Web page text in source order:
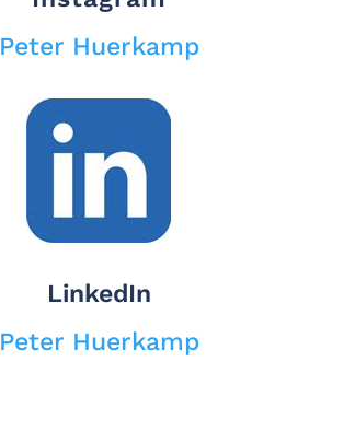
Peter Huerkamp
LinkedIn
Peter Huerkamp